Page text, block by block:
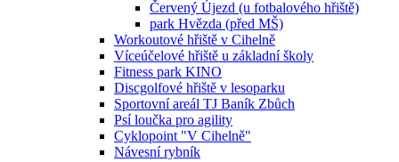
Červený Újezd (u fotbalového hřiště)
park Hvězda (před MŠ)
Workoutové hřiště v Cihelně
Víceúčelové hřiště u základní školy
Fitness park KINO
Discgolfové hřiště v lesoparku
Sportovní areál TJ Baník Zbůch
Psí loučka pro agility
Cyklopoint "V Cihelně"
Návesní rybník